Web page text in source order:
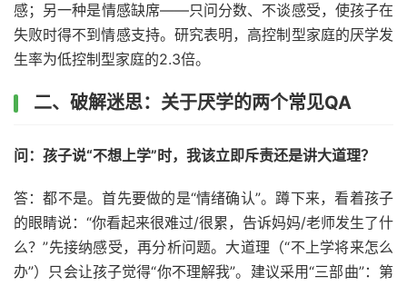
感；另一种是情感缺席——只问分数、不谈感受，使孩子在
失败时得不到情感支持。研究表明，高控制型家庭的厌学发
生率为低控制型家庭的2.3倍。
二、破解迷思：关于厌学的两个常见QA
问：孩子说“不想上学”时，我该立即斥责还是讲大道理？
答：都不是。首先要做的是“情绪确认”。蹲下来，看着孩子
的眼睛说：“你看起来很难过/很累，告诉妈妈/老师发生了什
么？”先接纳感受，再分析问题。大道理（“不上学将来怎么
办”）只会让孩子觉得“你不理解我”。建议采用“三部曲”：第